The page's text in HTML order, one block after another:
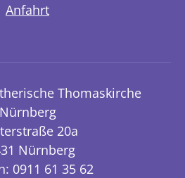
Anfahrt
Thomaskirche
Nürnberg
20a
Nürnberg
0911 61 35 62